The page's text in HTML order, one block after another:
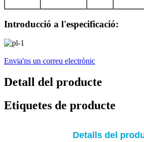
Introducció a l'especificació:
Envia'ns un correu electrònic
Detall del producte
Etiquetes de producte
Detalls del